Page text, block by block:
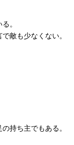
。
敵も少なくない。
持ち主でもある。